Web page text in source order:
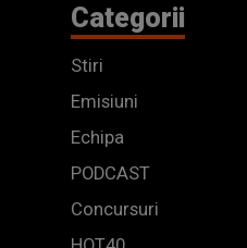
Categorii
Stiri
Emisiuni
Echipa
PODCAST
Concursuri